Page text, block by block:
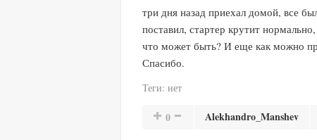
три дня назад приехал домой, все
поставил, стартер крутит
что может быть? И еще как можно
Спасибо.
Теги: нет
0 Alekhandro_Manshev